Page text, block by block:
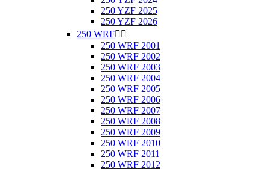
250 YZF 2025
250 YZF 2026
250 WRF 
250 WRF 2001
250 WRF 2002
250 WRF 2003
250 WRF 2004
250 WRF 2005
250 WRF 2006
250 WRF 2007
250 WRF 2008
250 WRF 2009
250 WRF 2010
250 WRF 2011
250 WRF 2012